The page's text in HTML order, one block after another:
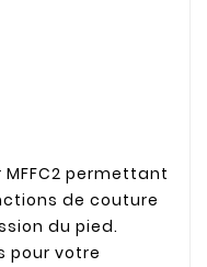
permettant
de couture
du pied.
pour votre